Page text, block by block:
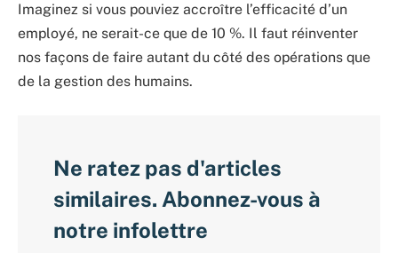
Imaginez si vous pouviez accroître l’efficacité d’un
employé, ne serait-ce que de 10 %. Il faut réinventer
nos façons de faire autant du côté des opérations que
de la gestion des humains.
Ne ratez pas d'articles
similaires. Abonnez-vous à
notre infolettre